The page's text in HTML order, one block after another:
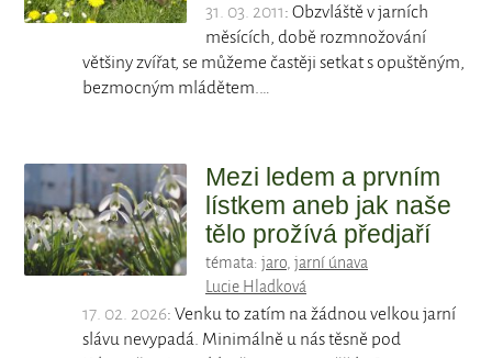
31. 03. 2011: Obzvláště v jarních
měsících, době rozmnožování
většiny zvířat, se můžeme častěji setkat s opuštěným,
bezmocným mládětem.…
Mezi ledem a prvním
lístkem aneb jak naše
tělo prožívá předjaří
témata: jaro, jarní únava
Lucie Hladková
17. 02. 2026: Venku to zatím na žádnou velkou jarní
slávu nevypadá. Minimálně u nás těsně pod